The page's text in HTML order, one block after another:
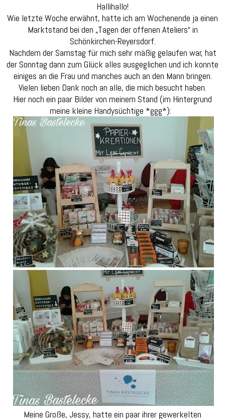
Hallihallo!
Wie letzte Woche erwähnt, hatte ich am Wochenende ja einen
Marktstand bei den „Tagen der offenen Ateliers“ in
Schönkirchen-Reyersdorf.
Nachdem der Samstag für mich sehr mäßig gelaufen war, hat
der Sonntag dann zum Glück alles ausgeglichen und ich konnte
einiges an die Frau und manches auch an den Mann bringen.
Vielen lieben Dank noch an alle, die mich besucht haben.
Hier noch ein paar Bilder von meinem Stand (im Hintergrund
meine kleine Handysüchtige *ggg*):
Meine Große, Jessy, hatte ein paar ihrer gewerkelten